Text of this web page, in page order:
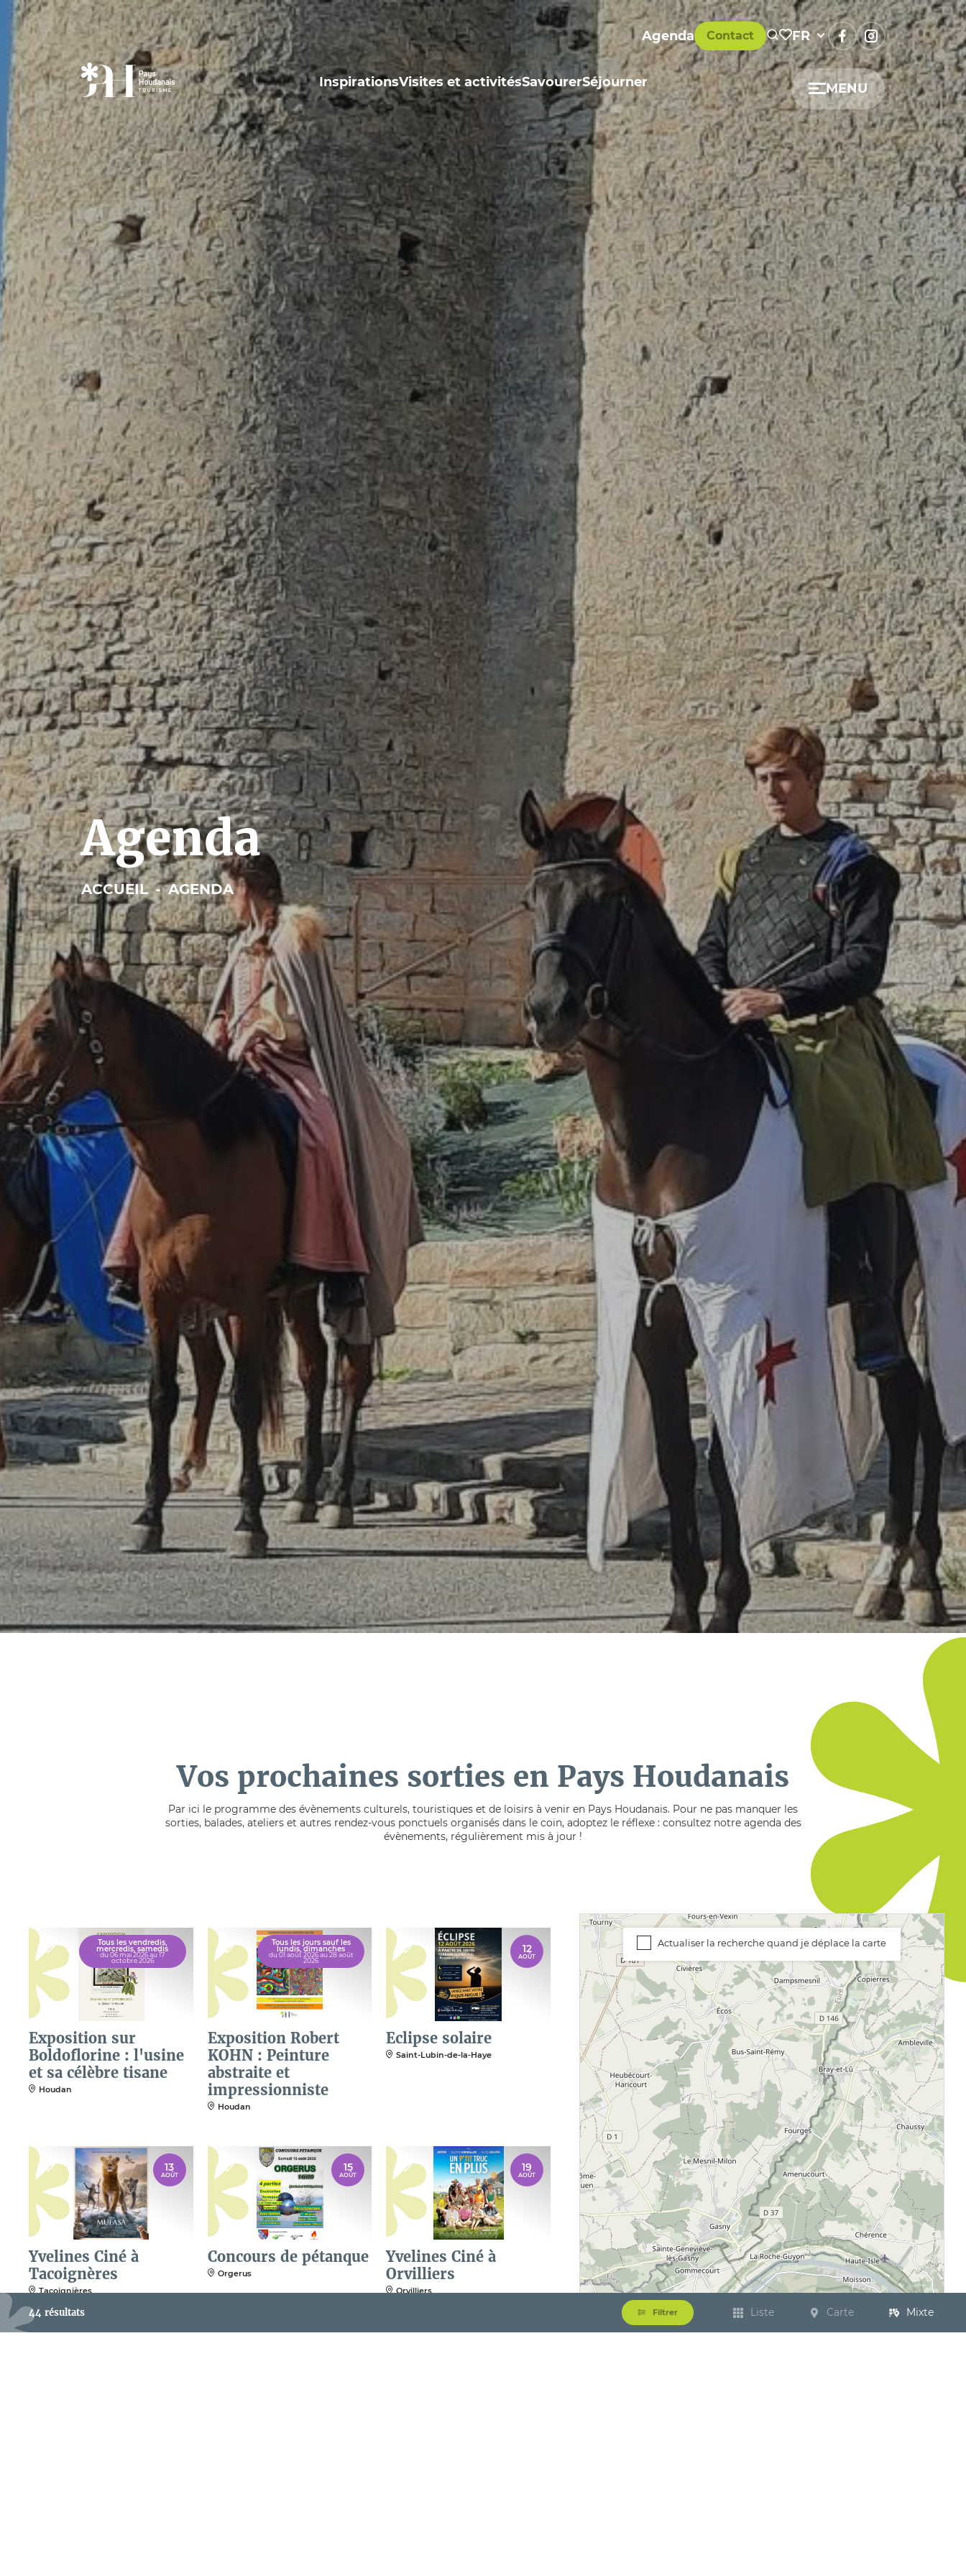
Agenda Contact FR
InspirationsVisites et activitésSavourerSéjourner MENU
Agenda
ACCUEIL - AGENDA
Vos prochaines sorties en Pays Houdanais
Par ici le programme des évènements culturels, touristiques et de loisirs à venir en Pays Houdanais. Pour ne pas manquer les
sorties, balades, ateliers et autres rendez-vous ponctuels organisés dans le coin, adoptez le réflexe : consultez notre agenda des
évènements, régulièrement mis à jour !
Exposition sur
Boldoflorine : l'usine
et sa célèbre tisane
Houdan
Tous les vendredis,
mercredis, samedis
du 06 mai 2026 au 17
octobre 2026
Exposition Robert
KOHN : Peinture
abstraite et
impressionniste
Houdan
Tous les jours sauf les
lundis, dimanches
du 01 août 2026 au 28 août
2026
Eclipse solaire
Saint-Lubin-de-la-Haye
12
AOÛT
Yvelines Ciné à
Tacoignères
Tacoignières
13
AOÛT
Concours de pétanque
Orgerus
15
AOÛT
Yvelines Ciné à
Orvilliers
Orvilliers
19
AOÛT
Actualiser la recherche quand je déplace la carte
44 résultats Filtrer Liste Carte Mixte